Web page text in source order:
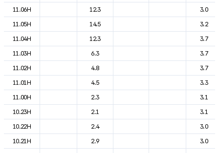
11.06H
12.3
3.0
11.05H
14.5
3.2
11.04H
12.3
3.7
11.03H
6.3
3.7
11.02H
4.8
3.7
11.01H
4.5
3.3
11.00H
2.3
3.1
10.23H
2.1
3.1
10.22H
2.4
3.0
10.21H
2.9
3.0